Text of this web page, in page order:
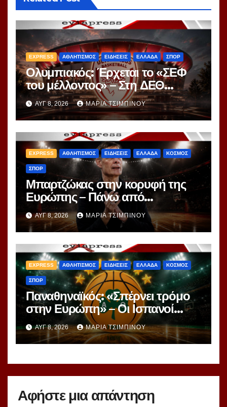
EXPRESS ΑΘΛΗΤΙΣΜΟΣ ΕΙΔΗΣΕΙΣ ΕΛΛΑΔΑ ΣΠΟΡ
Ολυμπιακός: Έρχεται το «ΣΕΦ
του μέλλοντος» – Στη ΔΕΘ
αποκαλύπτεται το μεγάλο
project 40ετίας
ΑΥΓ 8, 2026 ΜΑΡΊΑ ΤΣΙΜΠΙΝΟΎ
EXPRESS ΑΘΛΗΤΙΣΜΟΣ ΕΙΔΗΣΕΙΣ ΕΛΛΑΔΑ ΚΟΣΜΟΣ
ΣΠΟΡ
Μπαρτζώκας στην κορυφή της
Ευρώπης – Πάνω από
Γιασικεβίτσιους και
Ομπράντοβιτς στο power
ranking!
ΑΥΓ 8, 2026 ΜΑΡΊΑ ΤΣΙΜΠΙΝΟΎ
EXPRESS ΑΘΛΗΤΙΣΜΟΣ ΕΙΔΗΣΕΙΣ ΕΛΛΑΔΑ ΚΟΣΜΟΣ
ΣΠΟΡ
Παναθηναϊκός: «Σπέρνει τρόμο
στην Ευρώπη» – Οι Ισπανοί
βλέπουν μια πράσινη
υπερομάδα!
ΑΥΓ 8, 2026 ΜΑΡΊΑ ΤΣΙΜΠΙΝΟΎ
Αφήστε μια απάντηση